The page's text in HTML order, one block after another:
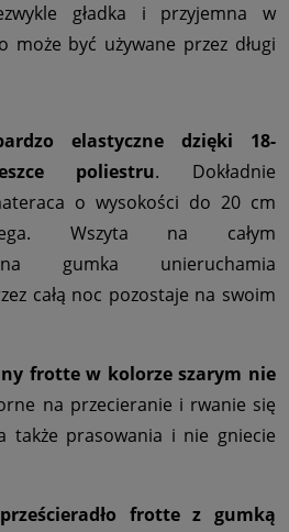
gładka i przyjemna w
może być używane przez długi
elastyczne dzięki 18-
poliestru. Dokładnie
o wysokości do 20 cm
Wszyta na całym
gumka unieruchamia
całą noc pozostaje na swoim
frotte w kolorze szarym nie
na przecieranie i rwanie się
także prasowania i nie gniecie
frotte z gumką